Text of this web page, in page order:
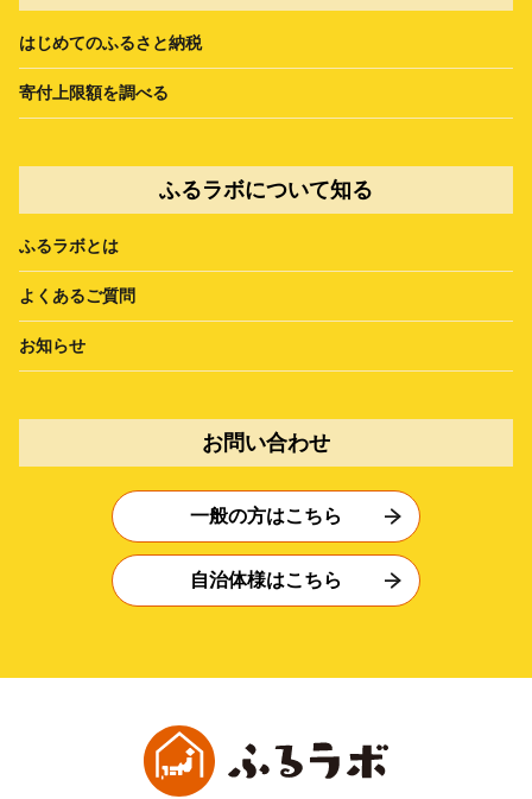
はじめてのふるさと納税
寄付上限額を調べる
ふるラボについて知る
ふるラボとは
よくあるご質問
お知らせ
お問い合わせ
一般の方はこちら
自治体様はこちら